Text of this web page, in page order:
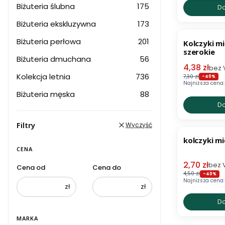
Biżuteria ślubna
175
Biżuteria ekskluzywna
173
Biżuteria perłowa
201
Biżuteria dmuchana
56
Kolekcja letnia
736
Biżuteria męska
88
Filtry Wyczyść
CENA
Cena od
zł
Cena do
zł
MARKA
Kolczyki
szerokie
Cena
4,38 złbez
7,30 zł -40%
Najniższa cena:
kolczyki
Cena
2,70 złbez
4,50 zł -40%
Najniższa cena: